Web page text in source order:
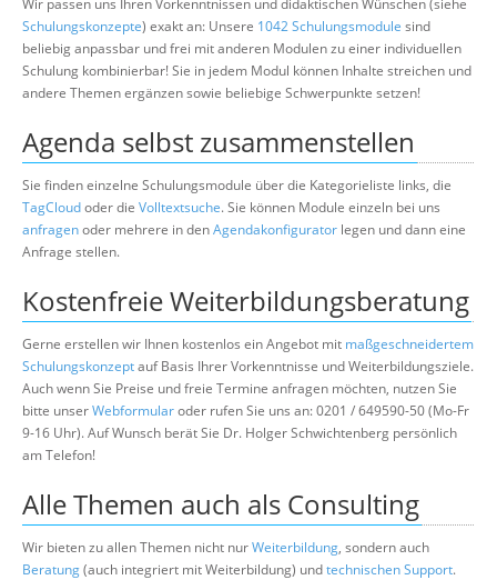
Schulungskonzepte) exakt an: Unsere 1042 Schulungsmodule sind
beliebig anpassbar und frei mit anderen Modulen zu einer individuellen
Schulung kombinierbar! Sie in jedem Modul können Inhalte streichen und
andere Themen ergänzen sowie beliebige Schwerpunkte setzen!
Agenda selbst zusammenstellen
Sie finden einzelne Schulungsmodule über die Kategorieliste links, die
TagCloudoder die Volltextsuche. Sie können Module einzeln bei uns
anfragenoder mehrere in denAgendakonfigurator legen und dann eine
Anfrage stellen.
Kostenfreie Weiterbildungsberatung
Gerne erstellen wir Ihnen kostenlos ein Angebot mit maßgeschneidertem
Schulungskonzeptauf Basis Ihrer Vorkenntnisse und Weiterbildungsziele.
Auch wenn Sie Preise und freie Termine anfragen möchten, nutzen Sie
bitte unserWebformularoder rufen Sie uns an: 0201 / 649590-50 (Mo-Fr
9-16 Uhr). Auf Wunsch berät Sie Dr. Holger Schwichtenberg persönlich
am Telefon!
Alle Themen auch als Consulting
Wir bieten zu allen Themen nicht nurWeiterbildung, sondern auch
Beratung(auch integriert mit Weiterbildung) undtechnischen Support.